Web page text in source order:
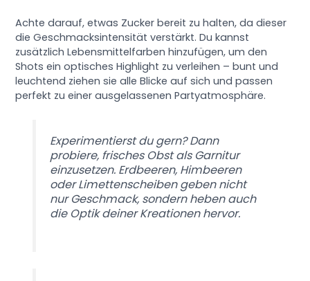
Achte darauf, etwas Zucker bereit zu halten, da dieser
die Geschmacksintensität verstärkt. Du kannst
zusätzlich Lebensmittelfarben hinzufügen, um den
Shots ein optisches Highlight zu verleihen – bunt und
leuchtend ziehen sie alle Blicke auf sich und passen
perfekt zu einer ausgelassenen Partyatmosphäre.
Experimentierst du gern? Dann
probiere, frisches Obst als Garnitur
einzusetzen. Erdbeeren, Himbeeren
oder Limettenscheiben geben nicht
nur Geschmack, sondern heben auch
die Optik deiner Kreationen hervor.